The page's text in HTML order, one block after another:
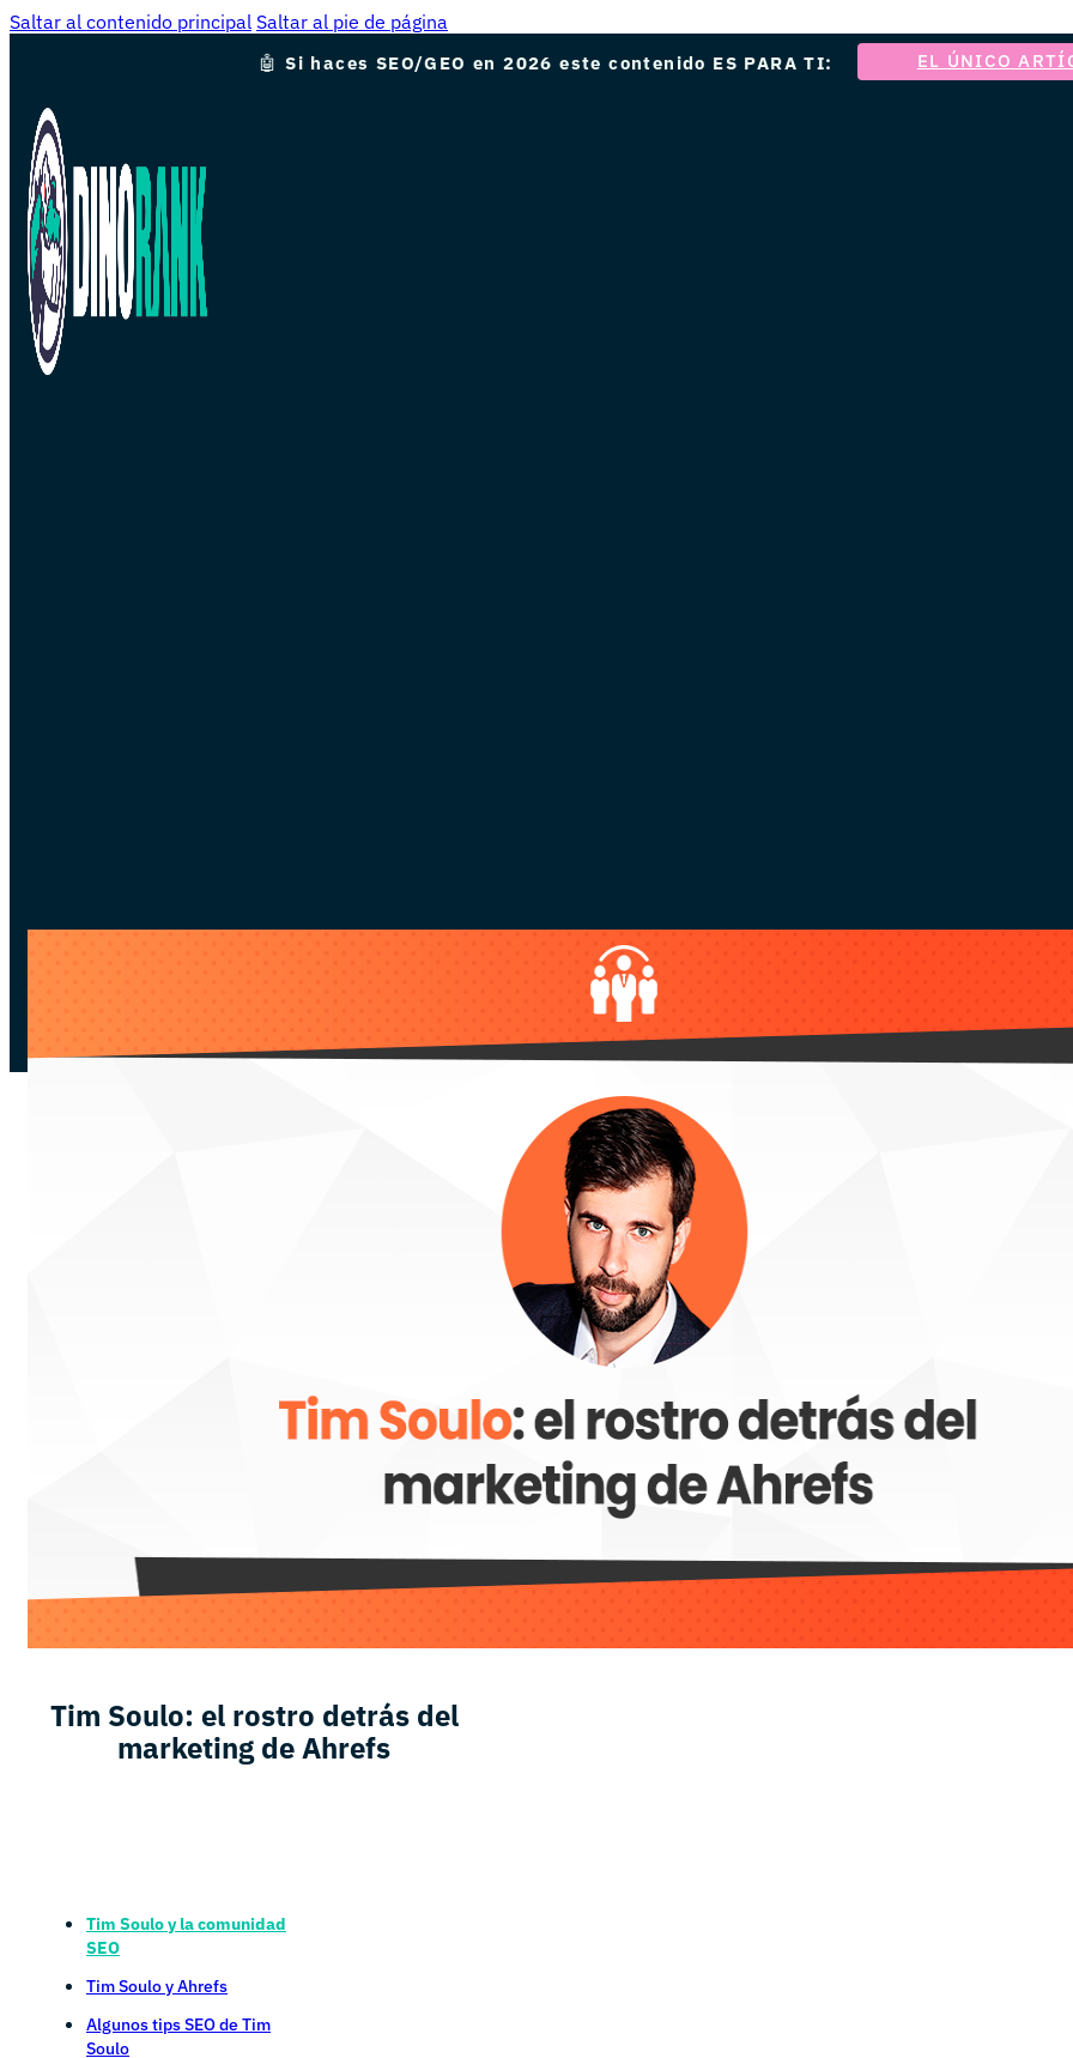
Saltar al contenido principal Saltar al pie de página
🤖Si haces SEO/GEO en 2026 este contenido ES PARA TI: EL ÚNICO
Tim Soulo: el rostro detrás del
marketing de Ahrefs
Tim Soulo y la comunidad
SEO
Tim Soulo y Ahrefs
Algunos tips SEO de Tim
Soulo